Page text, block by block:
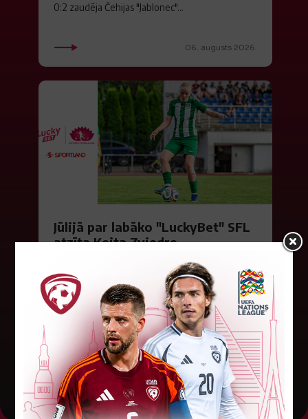
0:2 zaudēja Čehijas "Jablonec"...
06. augusts 2026.
Jūlijā par labāko "LuckyBet" SFL
atzīta Keita Zviedre
Par "LuckyBet" Sieviešu futbola līgas jūnija
labāko spēlētāju atzīta FS "Metta" spēlētāja
Keita Zviedre. Uzvarētāja tika noskaidrota
balsojumā, kurā tika apkopotas...
06. augusts 2026.